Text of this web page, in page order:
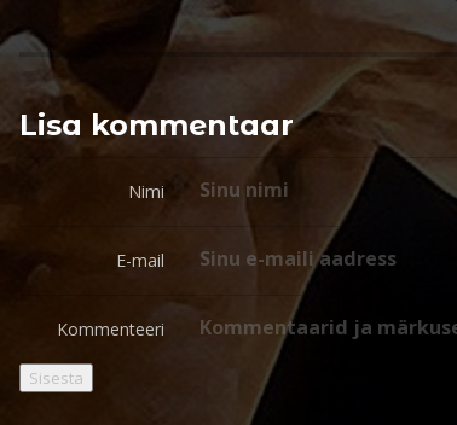
Lisa kommentaar
Nimi
E-mail
Kommenteeri